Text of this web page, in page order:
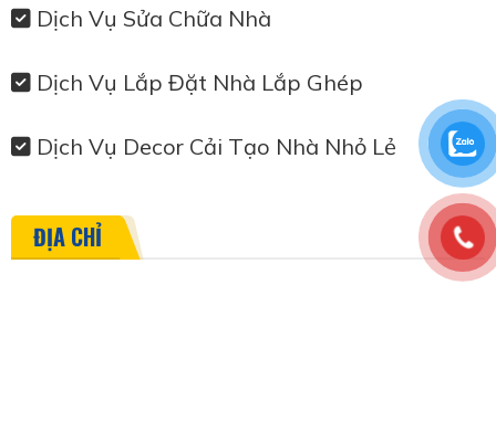
Dịch Vụ Sửa Chữa Nhà
Dịch Vụ Lắp Đặt Nhà Lắp Ghép
Dịch Vụ Decor Cải Tạo Nhà Nhỏ Lẻ
ĐỊA CHỈ